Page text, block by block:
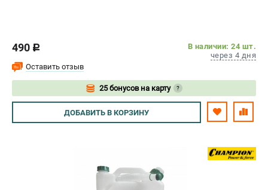
Принадлежности и аксессуары
Расходные материалы
Садовые тракторы
Средства защиты
Триммеры и мотокосы
+7 (812) 615-80-17
Информация размещённая на сайте не является публичной
490 c
В наличии: 24 шт.
через 4 дня
Оставить отзыв
25 бонусов на карту ?
Авторизуйтесь
ДОБАВИТЬ В КОРЗИНУ